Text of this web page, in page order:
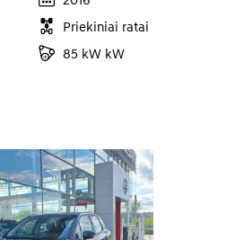
Priekiniai ratai
85 kW kW